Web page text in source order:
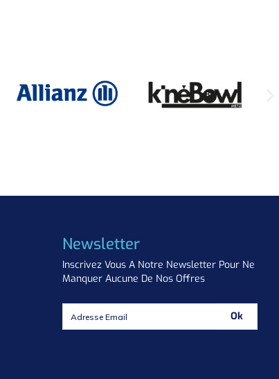
Newsletter
Inscrivez Vous A Notre Newsletter Pour Ne
Manquer Aucune De Nos Offres
Ok